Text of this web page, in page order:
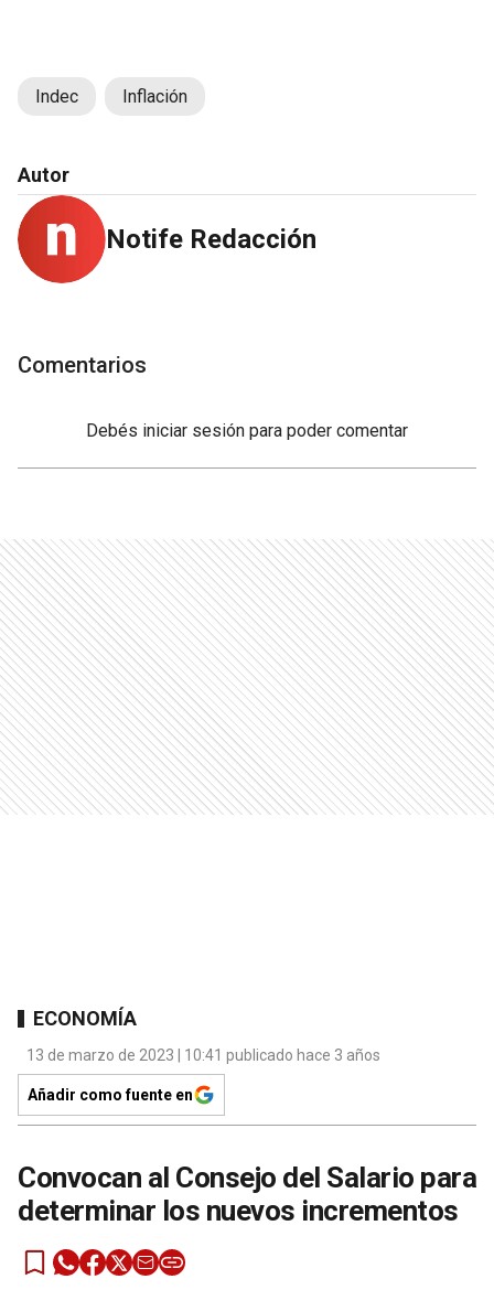
Indec Inflación
Autor
Notife Redacción
Comentarios
Debés iniciar sesión para poder comentar
ECONOMÍA
13 de marzo de 2023 | 10:41 publicado hace 3 años
Añadir como fuente en
Convocan al Consejo del Salario para
determinar los nuevos incrementos